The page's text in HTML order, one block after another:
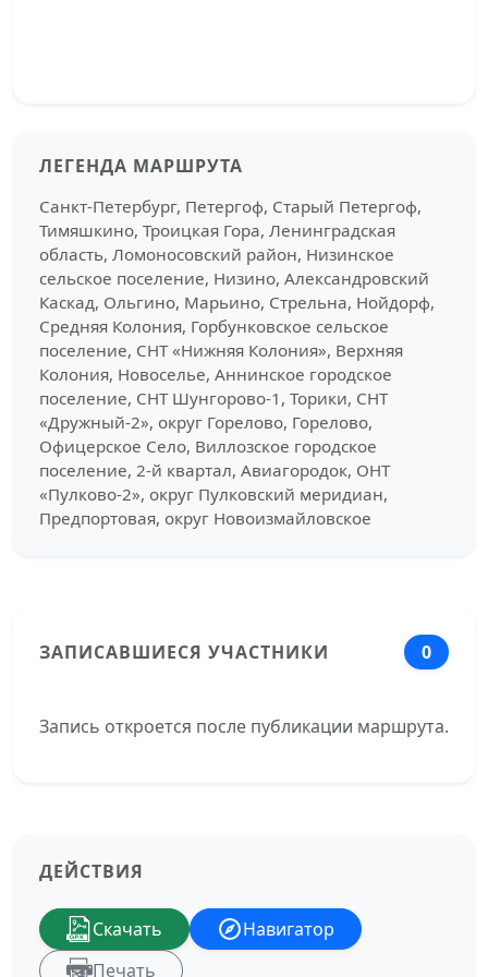
ЛЕГЕНДА МАРШРУТА
Санкт-Петербург, Петергоф, Старый Петергоф,
Тимяшкино, Троицкая Гора, Ленинградская
область, Ломоносовский район, Низинское
сельское поселение, Низино, Александровский
Каскад, Ольгино, Марьино, Стрельна, Нойдорф,
Средняя Колония, Горбунковское сельское
поселение, СНТ «Нижняя Колония», Верхняя
Колония, Новоселье, Аннинское городское
поселение, СНТ Шунгорово-1, Торики, СНТ
«Дружный-2», округ Горелово, Горелово,
Офицерское Село, Виллозское городское
поселение, 2-й квартал, Авиагородок, ОНТ
«Пулково-2», округ Пулковский меридиан,
Предпортовая, округ Новоизмайловское
ЗАПИСАВШИЕСЯ УЧАСТНИКИ 0
Запись откроется после публикации маршрута.
ДЕЙСТВИЯ
Скачать
Навигатор
Печать